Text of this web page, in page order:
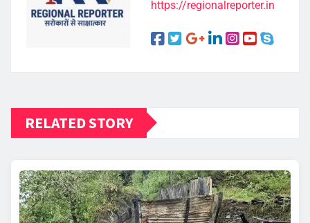
https://regionalreporter.in
RELATED STORY